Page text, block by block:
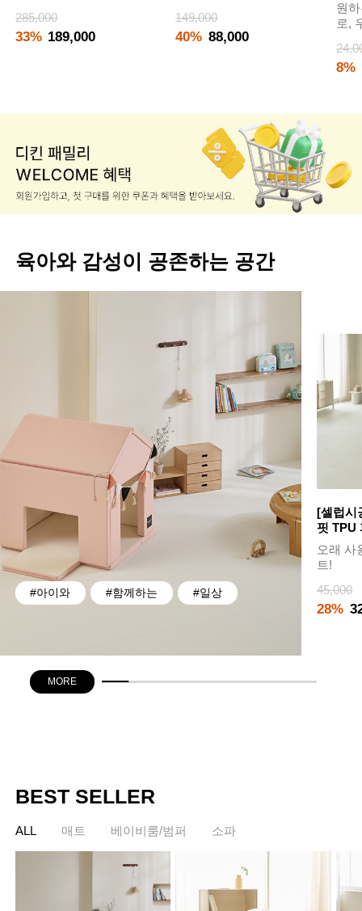
285,000
33% 189,000
149,000
40% 88,000
원
로,
8%
육아와 감성이 공존하는 공간
#아이와 #함께하는 #일상
[셀럽시
핏 TPU
오래 사
트!
45,000
28%
MORE
BEST SELLER
ALL 매트 베이비룸/범퍼 소파